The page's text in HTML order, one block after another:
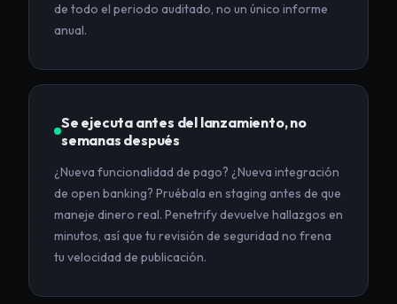
de todo el periodo auditado, no un único informe
anual.
Se ejecuta antes del lanzamiento, no
semanas después
¿Nueva funcionalidad de pago? ¿Nueva integración
de open banking? Pruébala en staging antes de que
maneje dinero real. Penetrify devuelve hallazgos en
minutos, así que tu revisión de seguridad no frena
tu velocidad de publicación.